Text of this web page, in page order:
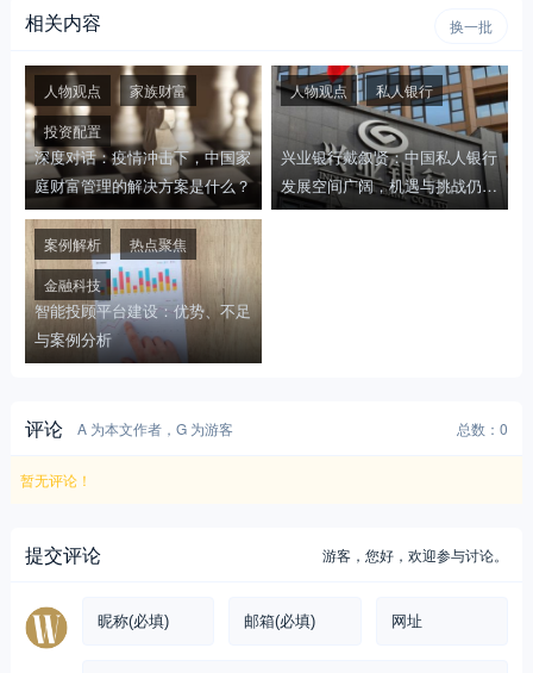
相关内容 换一批
深度对话：疫情冲击下，中国家
庭财富管理的解决方案是什么？
人物观点
家族财富
投资配置
兴业银行戴叙贤：中国私人银行
发展空间广阔，机遇与挑战仍并
存
人物观点 私人银行
智能投顾平台建设：优势、不足
与案例分析
案例解析
热点聚焦
金融科技
评论 A 为本文作者，G 为游客 总数：0
暂无评论！
提交评论 游客，您好，欢迎参与讨论。